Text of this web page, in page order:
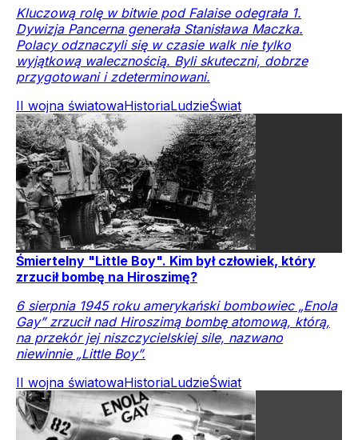
Kluczową rolę w bitwie pod Falaise odegrała 1.
Dywizja Pancerna generała Stanisława Maczka.
Polacy odznaczyli się w czasie walk nie tylko
wyjątkową walecznością. Byli skuteczni, dobrze
przygotowani i zdeterminowani.
II wojna światowaHistoriaLudzieŚwiat
Śmiertelny "Little Boy". Kim był człowiek, który
zrzucił bombę na Hiroszimę?
6 sierpnia 1945 roku amerykański bombowiec „Enola
Gay” zrzucił nad Hiroszimą bombę atomową, którą,
na przekór jej niszczycielskiej sile, nazwano
niewinnie „Little Boy”.
II wojna światowaHistoriaLudzieŚwiat